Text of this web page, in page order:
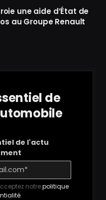
une aide d’État de
au Groupe Renault
de
de l'actu
notrepolitique
.